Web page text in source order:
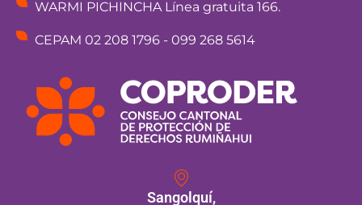
WARMI PICHINCHA Línea gratuita 166.
CEPAM 02 208 1796 - 099 268 5614
Sangolquí,